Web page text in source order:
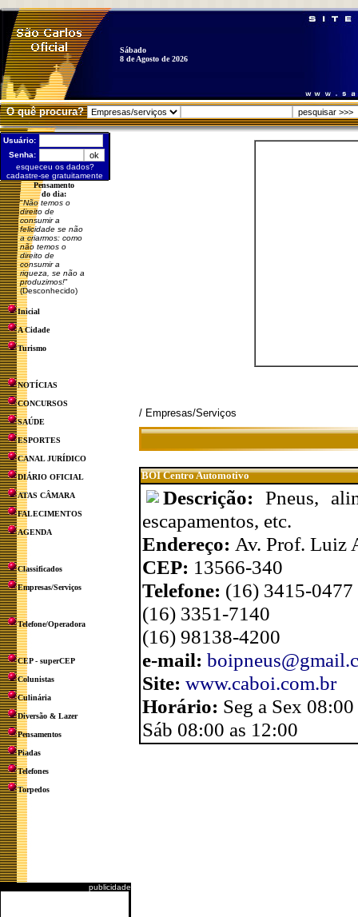
Sábado
8 de Agosto de 2026
O quê procura?
Usuário:
Senha:
esqueceu os dados?
cadastre-se gratuitamente
Pensamento
do dia:
"Não temos o
direito de
consumir a
felicidade se não
a criarmos: como
não temos o
direito de
consumir a
riqueza, se não a
produzimos!"
(Desconhecido)
Inicial
A Cidade
Turismo
NOTÍCIAS
CONCURSOS
SAÚDE
ESPORTES
CANAL JURÍDICO
DIÁRIO OFICIAL
ATAS CÂMARA
FALECIMENTOS
AGENDA
Classificados
Empresas/Serviços
Telefone/Operadora
CEP - superCEP
Colunistas
Culinária
Diversão & Lazer
Pensamentos
Piadas
Telefones
Torpedos
publicidade
/ Empresas/Serviços
BOI Centro Automotivo
Descrição: Pneus,
escapamentos, etc.
Endereço: Av. Prof. Luiz
CEP: 13566-340
Telefone: (16) 3415-0477
(16) 3351-7140
(16) 98138-4200
e-mail:
Site: www.caboi.com.br
Horário: Seg a Sex
Sáb 08:00 as 12:00